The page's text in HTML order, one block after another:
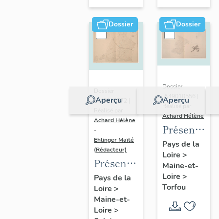
sur-
Moine
Dossier
Aperçu
IA49010572 |
Achard Hélène
-
Ehlinger Maïté
(Rédacteur)
Présentation
du
patrimoine
industriel
Pays de la
Loire >
Maine-et-
Loire >
Dossier
Aperçu
Dossier
IA49010556 |
Réalisé par
Achard Hélène
du
patrimoine
industriel
de la
commune
de
Pays de la
Loire >
Maine-et-
Loire >
Torfou